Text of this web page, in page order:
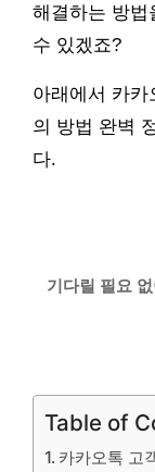
해결하는 방법
수 있겠죠?
아래에서 카카
의 방법 완벽
다.
기다릴 필요
Table of
카카오톡 고